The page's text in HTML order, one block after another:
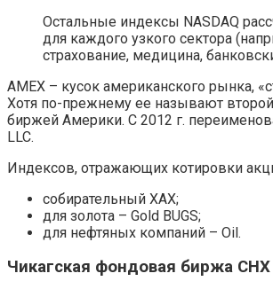
Остальные индексы NASDAQ
для каждого узкого сектора
страхование, медицина,
AMEX – кусок американского рынка,
Хотя по-прежнему ее называют
биржей Америки. С 2012 г.
LLC.
Индексов, отражающих котировки
собирательный XAX;
для золота – Gold BUGS;
для нефтяных компаний – Oil.
Чикагская фондовая биржа CHX